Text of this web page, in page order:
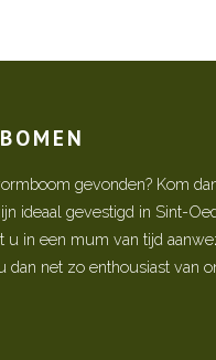
gevonden? Kom
ideaal gevestigd in Sint-
u in een mum van tijd
net zo enthousiast van